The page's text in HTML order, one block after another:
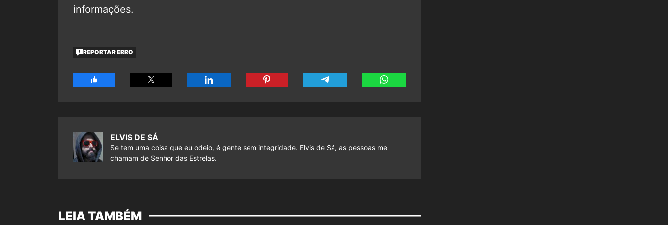
informações.
REPORTAR ERRO
ELVIS DE SÁ
Se tem uma coisa que eu odeio, é gente sem integridade. Elvis de Sá, as pessoas me
chamam de Senhor das Estrelas.
LEIA TAMBÉM